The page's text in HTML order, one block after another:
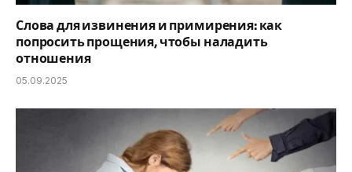
Слова для извинения и примирения: как
попросить прощения, чтобы наладить
отношения
05.09.2025